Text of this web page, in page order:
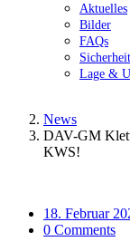
Aktuelles
Bilder
FAQs
Lage &
News
DAV-GM
KWS!
18. Februar
0 Comments